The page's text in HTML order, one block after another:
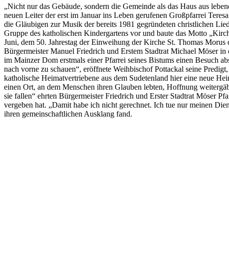
„Nicht nur das Gebäude, sondern die Gemeinde als das Haus aus
neuen Leiter der erst im Januar ins Leben gerufenen Großpfarrei
die Gläubigen zur Musik der bereits 1981 gegründeten christlichen
Gruppe des katholischen Kindergartens vor und baute das Motto
Juni, dem 50. Jahrestag der Einweihung der Kirche St. Thomas
Bürgermeister Manuel Friedrich und Erstem Stadtrat Michael Möser
im Mainzer Dom erstmals einer Pfarrei seines Bistums einen Besuch
nach vorne zu schauen“, eröffnete Weihbischof Pottackal seine
katholische Heimatvertriebene aus dem Sudetenland hier eine neue
einen Ort, an dem Menschen ihren Glauben lebten, Hoffnung
sie fallen“ ehrten Bürgermeister Friedrich und Erster Stadtrat Möser
vergeben hat. „Damit habe ich nicht gerechnet. Ich tue nur meinen
ihren gemeinschaftlichen Ausklang fand.